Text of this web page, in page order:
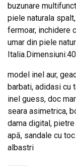
buzunare
piele naturala
fermoar, inchidere
umar din piele
model inel aur,
barbati, adidasi cu
inel guess, doc
seara asimetrica,
dama digital,
apă, sandale cu
albastri